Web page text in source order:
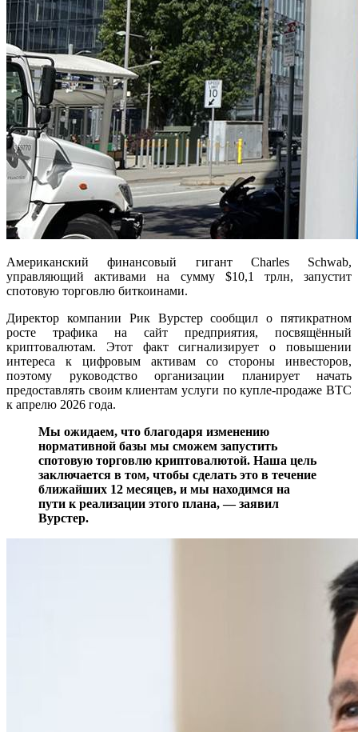
Американский финансовый гигант Charles Schwab,
управляющий активами на сумму $10,1 трлн, запустит
спотовую торговлю биткоинами.
Директор компании Рик Вурстер сообщил о пятикратном
росте трафика на сайт предприятия, посвящённый
криптовалютам. Этот факт сигнализирует о повышении
интереса к цифровым активам со стороны инвесторов,
поэтому руководство организации планирует начать
предоставлять своим клиентам услуги по купле-продаже BTC
к апрелю 2026 года.
Мы ожидаем, что благодаря изменению
нормативной базы мы сможем запустить
спотовую торговлю криптовалютой. Наша цель
заключается в том, чтобы сделать это в течение
ближайших 12 месяцев, и мы находимся на
пути к реализации этого плана, — заявил
Вурстер.